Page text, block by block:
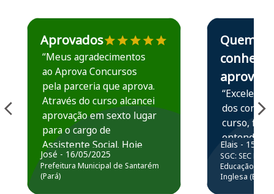
Estudante José recomenda o Aprova Concursos em
Aprovados
“Meus agradecimentos
ao Aprova Concursos
pela parceria que aprova.
Através do curso alcancei
aprovação em sexto lugar
para o cargo de
Assistente Social. Hoje
estou atuando na
Prefeitura de Santarém.
José - 16/05/2025
Prefeitura Municipal de Santarém
(Pará)
Estudante Elais
Quem
conhece,
aprova
“Excelente
dos
curso,
entender e
prática
resolução
questões.”
Elais - 15/07/
SGC: SEC BA
Educação
Inglesa (Edital